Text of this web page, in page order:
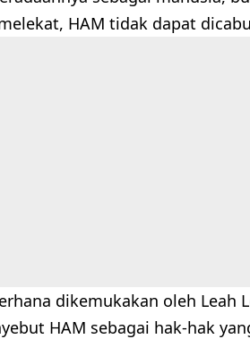
HAM tidak dapat
dikemukakan oleh Leah
HAM sebagai hak-hak